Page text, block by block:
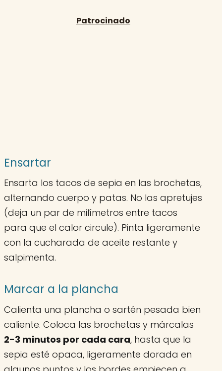
Ensartar
Ensarta los tacos de sepia en las brochetas,
alternando cuerpo y patas. No las apretujes
(deja un par de milímetros entre tacos
para que el calor circule). Pinta ligeramente
con la cucharada de aceite restante y
salpimenta.
Marcar a la plancha
Calienta una plancha o sartén pesada bien
caliente. Coloca las brochetas y márcalas
2-3 minutos por cada cara, hasta que la
sepia esté opaca, ligeramente dorada en